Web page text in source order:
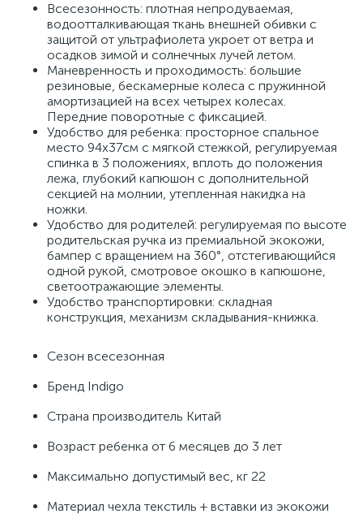
Всесезонность: плотная непродуваемая,
водоотталкивающая ткань внешней обивки с
защитой от ультрафиолета укроет от ветра и
осадков зимой и солнечных лучей летом.
Маневренность и проходимость: большие
резиновые, бескамерные колеса с пружинной
амортизацией на всех четырех колесах.
Передние поворотные с фиксацией.
Удобство для ребенка: просторное спальное
место 94х37см с мягкой стежкой, регулируемая
спинка в 3 положениях, вплоть до положения
лежа, глубокий капюшон с дополнительной
секцией на молнии, утепленная накидка на
ножки.
Удобство для родителей: регулируемая по высоте
родительская ручка из премиальной экокожи,
бампер с вращением на 360°, отстегивающийся
одной рукой, смотровое окошко в капюшоне,
светоотражающие элементы.
Удобство транспортировки: складная
конструкция, механизм складывания-книжка.
Сезон всесезонная
Бренд Indigo
Страна производитель Китай
Возраст ребенка от 6 месяцев до 3 лет
Максимально допустимый вес, кг 22
Материал чехла текстиль + вставки из экокожи